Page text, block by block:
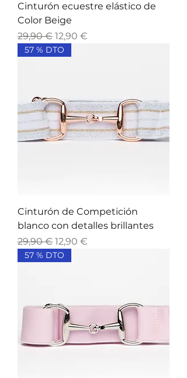
Cinturón ecuestre elástico de
Color Beige
Precio
29,90 € Precio de oferta
12,90 €
57 % DTO
Cinturón de Competición
blanco con detalles brillantes
Precio
29,90 € Precio de oferta
12,90 €
57 % DTO